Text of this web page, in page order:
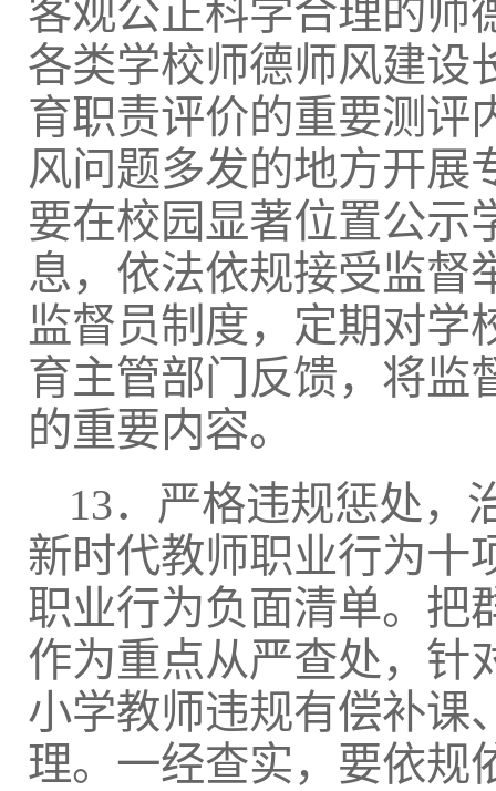
客观公正科学合理的师
各类学校师德师风建设
育职责评价的重要测评
风问题多发的地方开展
要在校园显著位置公示
息，依法依规接受监督
监督员制度，定期对学
育主管部门反馈，将监
的重要内容。
13．严格违规惩处，
新时代教师职业行为十
职业行为负面清单。把
作为重点从严查处，针
小学教师违规有偿补课
理。一经查实，要依规